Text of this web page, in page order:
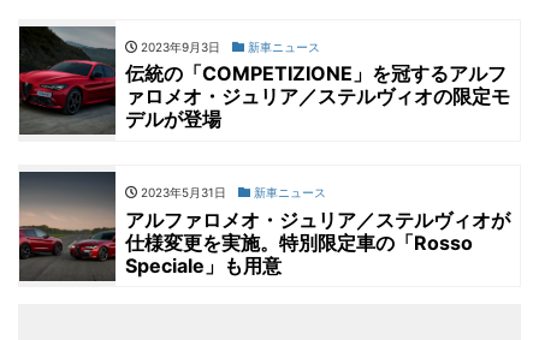
2023年9月3日 新車ニュース
伝統の「COMPETIZIONE」を冠するアルフ
ァロメオ・ジュリア／ステルヴィオの限定モ
デルが登場
2023年5月31日 新車ニュース
アルファロメオ・ジュリア／ステルヴィオが
仕様変更を実施。特別限定車の「Rosso
Speciale」も用意